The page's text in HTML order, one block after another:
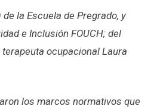
la Escuela de Pregrado, y
e Inclusión FOUCH; del
ocupacional Laura
los marcos normativos que